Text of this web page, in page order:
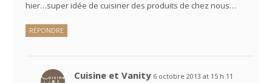
hier…super idée de cuisiner des produits de chez nous…
RÉPONDRE
Cuisine et Vanity 6 octobre 2013 at 15 h 11